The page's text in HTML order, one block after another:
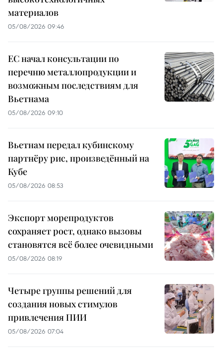
материалов
05/08/2026 09:46
ЕС начал консультации по
перечню металлопродукции и
возможным последствиям для
Вьетнама
05/08/2026 09:10
Вьетнам передал кубинскому
партнёру рис, произведённый на
Кубе
05/08/2026 08:53
Экспорт морепродуктов
сохраняет рост, однако вызовы
становятся всё более очевидными
05/08/2026 08:19
Четыре группы решений для
создания новых стимулов
привлечения ПИИ
05/08/2026 07:04